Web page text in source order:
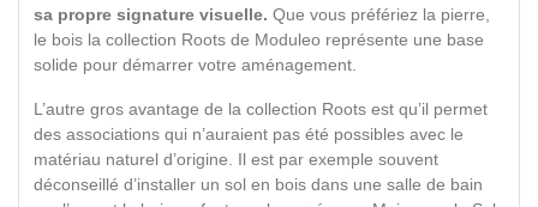
sa propre signature visuelle. Que vous préfériez la pierre,
le bois la collection Roots de Moduleo représente une base
solide pour démarrer votre aménagement.
L’autre gros avantage de la collection Roots est qu’il permet
des associations qui n’auraient pas été possibles avec le
matériau naturel d’origine. Il est par exemple souvent
déconseillé d’installer un sol en bois dans une salle de bain